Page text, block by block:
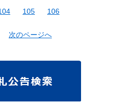
105 106
次のページへ